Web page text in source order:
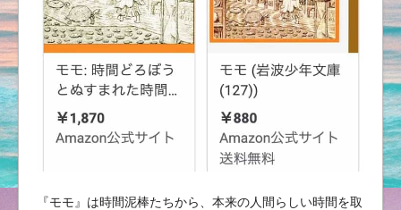
『モモ』は時間泥棒たちから、本来の人間らしい時間を取